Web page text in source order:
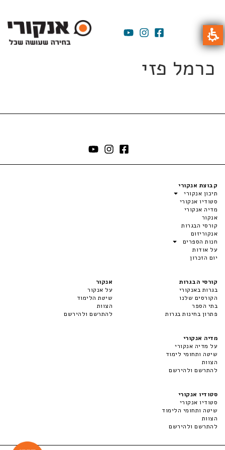
כרמל פזי
קבוצת אנקורי
תיכון אנקורי
סטודיו אנקורי
מדיה אנקורי
אנקור
קורסי הבגרות
אנקוריזום
חנות הספרים
על אודות
יום הזכרון
קורסי הבגרות
בגרות באנקורי
הקורסים שלנו
בתי הספר
פתרון בחינות בגרות
אנקור
על אנקור
שיטת הלימוד
הצוות
להתרשם ולהירשם
מדיה אנקורי
על מדיה אנקורי
שיטה ותחומי לימוד
הצוות
להתרשם ולהירשם
סטודיו אנקורי
סטודיו אנקורי
שיטה ותחומי הלימוד
הצוות
להתרשם ולהירשם